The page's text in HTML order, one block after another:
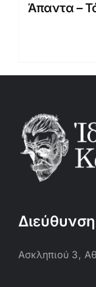
Άπαντα –
Διεύθυνση
Ασκληπιού 3,